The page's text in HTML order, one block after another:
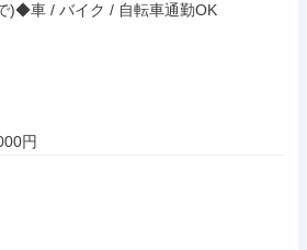
)◆車 / バイク / 自転車通勤OK
円